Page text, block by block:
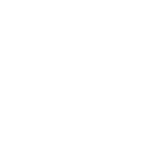
ja pyykinpesutilat.
on saatavilla.
nauttia buffetaamiaisen joka